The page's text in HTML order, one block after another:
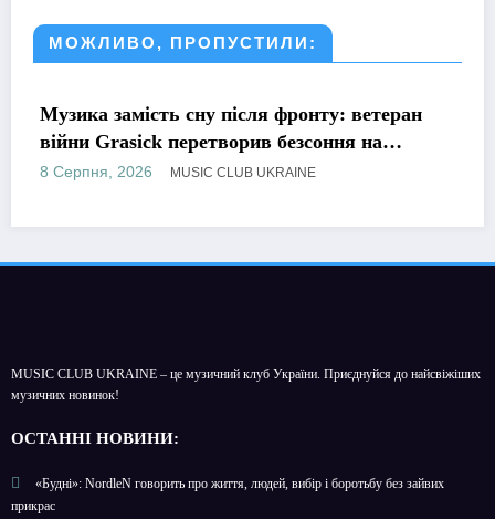
МОЖЛИВО, ПРОПУСТИЛИ:
фронту: ветеран
безсоння на
МУЗИКА
Романтична, але точно
KATESELV представила
Supplier»
8 Серпня, 2026
MUSIC CLUB UKRAINE – це музичний клуб України. Приєднуйся до найсвіжіших
музичних новинок!
ОСТАННІ НОВИНИ:
«Будні»: NordleN говорить про життя, людей, вибір і боротьбу без зайвих
прикрас